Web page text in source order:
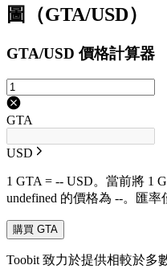
圖（GTA/USD）
GTA/USD 價格計算器
GTA
USD
1 GTA = -- USD。當前將 1
undefined 的價格為 --。匯率
購買 GTA
Toobit 致力於提供相較於多